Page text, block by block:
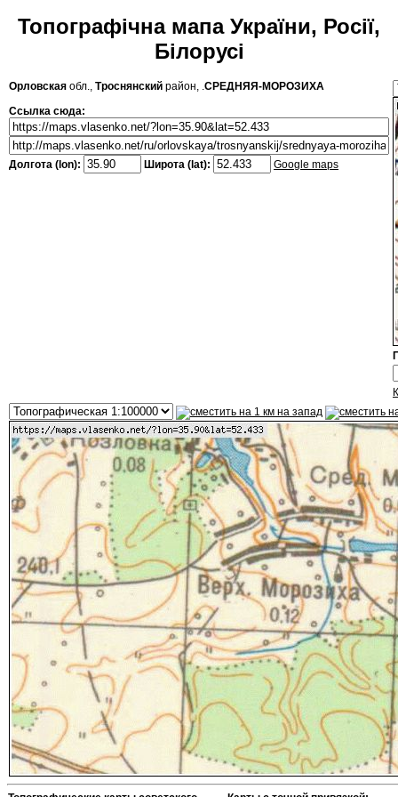
Топографічна мапа України, Росії,
Білорусі
Орловская обл., Троснянский район, .СРЕДНЯЯ-МОРОЗИХА
Ссылка сюда:
Долгота (lon): Широта (lat): Google maps